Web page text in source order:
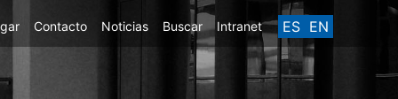
ES EN
Contacto Noticias Buscar Intranet